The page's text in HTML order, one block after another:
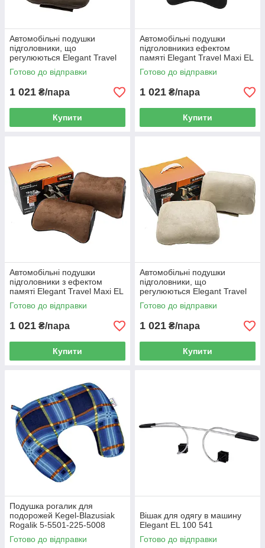
Автомобільні подушки
підголовники, що
регулюються Elegant Travel
Maxi EL 700 515 коричневі, 2
шт
Готово до відправки
1 021 ₴/пара
Купити
Автомобільні подушки
підголовникиз ефектом
памяті Elegant Travel Maxi EL
700 506 чорні, 2 шт
Готово до відправки
1 021 ₴/пара
Купити
Автомобільні подушки
підголовники з ефектом
памяті Elegant Travel Maxi EL
700 505 коричневі, 2 шт
Готово до відправки
1 021 ₴/пара
Купити
Автомобільні подушки
підголовники, що
регулюються Elegant Travel
Maxi EL 700 514 бежеві, 2 шт
Готово до відправки
1 021 ₴/пара
Купити
Подушка рогалик для
подорожей Kegel-Blazusiak
Rogalik 5-5501-225-5008
Готово до відправки
Вішак для одягу в машину
Elegant EL 100 541
Готово до відправки